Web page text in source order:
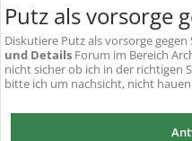
Putz als vorsorge
Diskutiere Putz als vorsorge gegen
und Details Forum im Bereich
nicht sicher ob ich in der richtigen
bitte ich um nachsicht, nicht hauen